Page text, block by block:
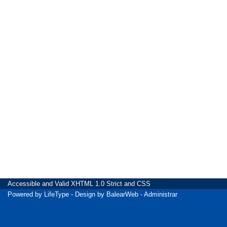
Accessible and Valid XHTML 1.0 Strict and CSS
Powered by LifeType - Design by BalearWeb - Administrar